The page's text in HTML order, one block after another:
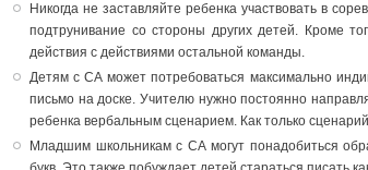
Никогда не заставляйте ребенка участвовать в
подтрунивание со стороны других детей. Кроме
действия с действиями остальной команды.
Детям с СА может потребоваться максимально
письмо на доске. Учителю нужно постоянно
ребенка вербальным сценарием. Как только
Младшим школьникам с СА могут понадобиться